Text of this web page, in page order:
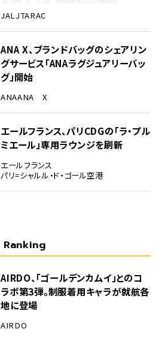
JALJTARAC
ANA X、ブランドバッグのシェアリン
グサービス「ANAラグジュアリーバッ
グ」開始
ANAANA X
エールフランス、パリCDGの「ラ・プル
ミエール」専用ラウンジを刷新
エールフランス
パリ=シャルル・ド・ゴール空港
Ranking
AIRDO、「ゴールデンカムイ」とのコ
ラボ第3弾。制服着用キャラが就航各
地に登場
AIRDO